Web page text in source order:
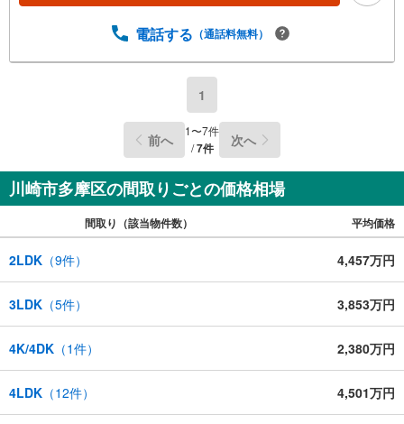
電話する （通話料無料）
1
前へ 1〜7件
/7件 次へ
川崎市多摩区の間取りごとの価格相場
間取り（該当物件数） 平均価格
2LDK （9件） 4,457万円
3LDK （5件） 3,853万円
4K/4DK （1件） 2,380万円
4LDK （12件） 4,501万円